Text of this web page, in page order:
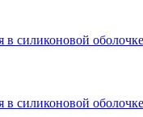
силиконовой
силиконовой